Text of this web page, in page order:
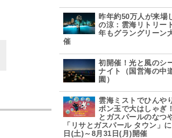
昨年約50万人が来場
の涼：雲海リトリー
年もグラングリーン
催
初開催！光と風のシ
ナイト（国営海の中
園）
雲海ミストでひんや
ボン玉で大はしゃぎ
とガスパールのなつ
「リサとガスパール タウン」
日(土)～8月31日(月)開催